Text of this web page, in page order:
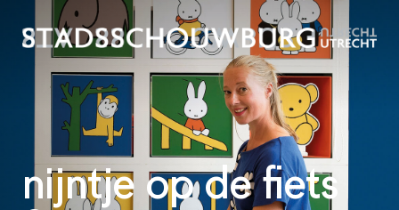
nijntje op de fiets